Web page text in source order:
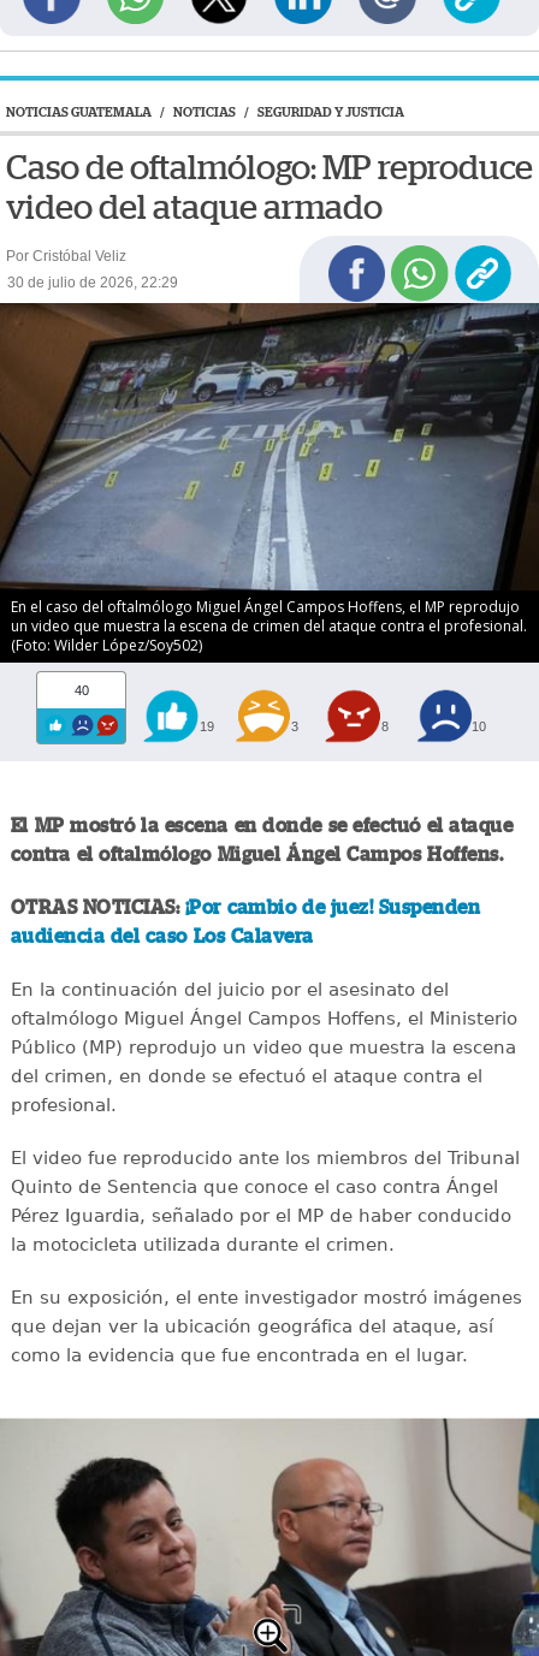
NOTICIAS GUATEMALA / NOTICIAS / SEGURIDAD Y JUSTICIA
Caso de oftalmólogo: MP reproduce
video del ataque armado
Por Cristóbal Veliz
30 de julio de 2026, 22:29
En el caso del oftalmólogo Miguel Ángel Campos Hoffens, el MP reprodujo
un video que muestra la escena de crimen del ataque contra el profesional.
(Foto: Wilder López/Soy502)
40
19 3 8 10
El MP mostró la escena en donde se efectuó el ataque
contra el oftalmólogo Miguel Ángel Campos Hoffens.
OTRAS NOTICIAS: ¡Por cambio de juez! Suspenden
audiencia del caso Los Calavera
En la continuación del juicio por el asesinato del
oftalmólogo Miguel Ángel Campos Hoffens, el Ministerio
Público (MP) reprodujo un video que muestra la escena
del crimen, en donde se efectuó el ataque contra el
profesional.
El video fue reproducido ante los miembros del Tribunal
Quinto de Sentencia que conoce el caso contra Ángel
Pérez Iguardia, señalado por el MP de haber conducido
la motocicleta utilizada durante el crimen.
En su exposición, el ente investigador mostró imágenes
que dejan ver la ubicación geográfica del ataque, así
como la evidencia que fue encontrada en el lugar.